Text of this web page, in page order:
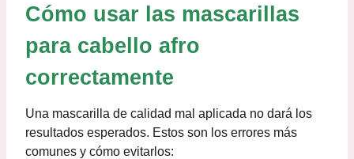
Cómo usar las mascarillas
para cabello afro
correctamente
Una mascarilla de calidad mal aplicada no dará los
resultados esperados. Estos son los errores más
comunes y cómo evitarlos: